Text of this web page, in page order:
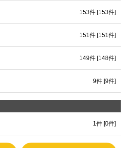
153件 [153件]
151件 [151件]
149件 [148件]
9件 [9件]
1件 [0件]